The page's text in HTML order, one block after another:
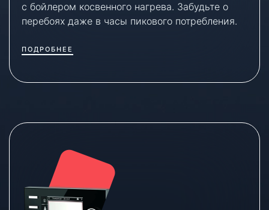
с бойлером косвенного нагрева. Забудьте о
перебоях даже в часы пикового потребления.
ПОДРОБНЕЕ